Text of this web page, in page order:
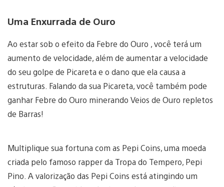
Uma Enxurrada de Ouro
Ao estar sob o efeito da Febre do Ouro , você terá um
aumento de velocidade, além de aumentar a velocidade
do seu golpe de Picareta e o dano que ela causa a
estruturas. Falando da sua Picareta, você também pode
ganhar Febre do Ouro minerando Veios de Ouro repletos
de Barras!
Multiplique sua fortuna com as Pepi Coins, uma moeda
criada pelo famoso rapper da Tropa do Tempero, Pepi
Pino. A valorização das Pepi Coins está atingindo um